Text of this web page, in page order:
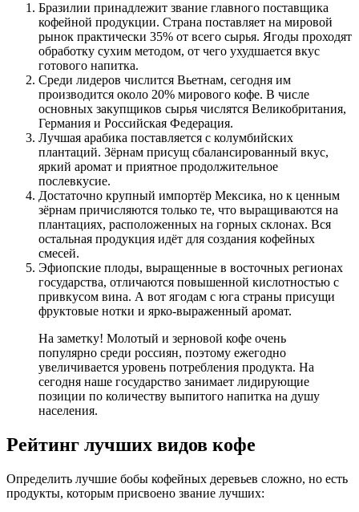
Бразилии принадлежит звание главного поставщика
кофейной продукции. Страна поставляет на мировой
рынок практически 35% от всего сырья. Ягоды проходят
обработку сухим методом, от чего ухудшается вкус
готового напитка.
Среди лидеров числится Вьетнам, сегодня им
производится около 20% мирового кофе. В числе
основных закупщиков сырья числятся Великобритания,
Германия и Российская Федерация.
Лучшая арабика поставляется с колумбийских
плантаций. Зёрнам присущ сбалансированный вкус,
яркий аромат и приятное продолжительное
послевкусие.
Достаточно крупный импортёр Мексика, но к ценным
зёрнам причисляются только те, что выращиваются на
плантациях, расположенных на горных склонах. Вся
остальная продукция идёт для создания кофейных
смесей.
Эфиопские плоды, выращенные в восточных регионах
государства, отличаются повышенной кислотностью с
привкусом вина. А вот ягодам с юга страны присущи
фруктовые нотки и ярко-выраженный аромат.
На заметку! Молотый и зерновой кофе очень
популярно среди россиян, поэтому ежегодно
увеличивается уровень потребления продукта. На
сегодня наше государство занимает лидирующие
позиции по количеству выпитого напитка на душу
населения.
Рейтинг лучших видов кофе
Определить лучшие бобы кофейных деревьев сложно, но есть
продукты, которым присвоено звание лучших: